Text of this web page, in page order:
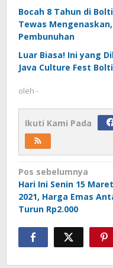
Bocah 8 Tahun di
Tewas
Pembunuhan
Luar Biasa! Ini yang
Java Culture Fest
oleh -
Ikuti Kami Pada
Navigasi
pos
Pos sebelumnya
Hari Ini Senin 15 Maret
2021, Harga Emas
Turun Rp2.000